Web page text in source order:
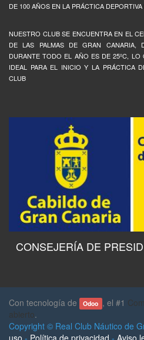
DE 100 AÑOS EN LA PRÁCTICA
NUESTRO CLUB SE ENCUENTRA EN EL
DE LAS PALMAS DE GRAN CANARIA,
DURANTE TODO EL AÑO ES DE 25ºC,
IDEAL PARA EL INICIO Y LA PRÁCTICA
CLUB
CONSEJERÍA DE
Con tecnología de Odoo , el #1
abierto.
Copyright © Real Club Náutico de